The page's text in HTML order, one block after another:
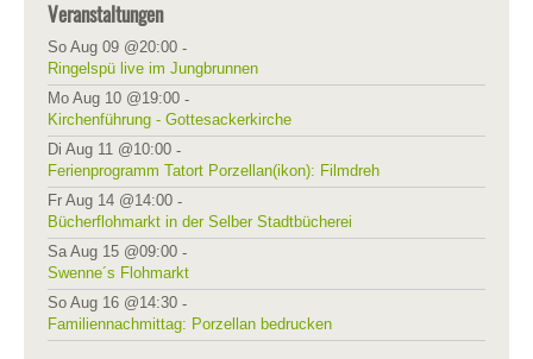
Veranstaltungen
So Aug 09 @20:00 -
Ringelspü live im Jungbrunnen
Mo Aug 10 @19:00 -
Kirchenführung - Gottesackerkirche
Di Aug 11 @10:00 -
Ferienprogramm Tatort Porzellan(ikon): Filmdreh
Fr Aug 14 @14:00 -
Bücherflohmarkt in der Selber Stadtbücherei
Sa Aug 15 @09:00 -
Swenne´s Flohmarkt
So Aug 16 @14:30 -
Familiennachmittag: Porzellan bedrucken